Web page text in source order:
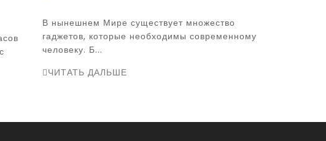
В нынешнем Мире существует множество
гаджетов, которые необходимы современному
человеку. Б...
ЧИТАТЬ ДАЛЬШЕ